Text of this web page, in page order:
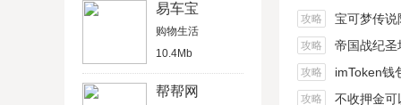
易车宝
购物生活
10.4Mb
帮帮网
攻略 宝可梦传说阿尔宙
攻略 帝国战纪圣坛
攻略 imToken钱包
攻略 不收押金可以在家做